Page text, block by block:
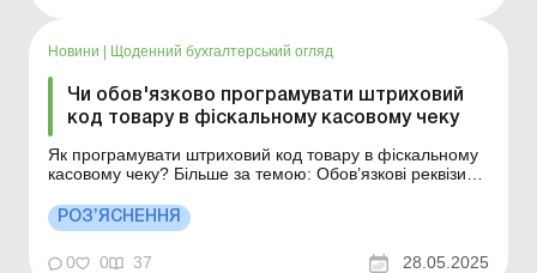
призупин...
Новини | Щоденний бухгалтерський огляд
Чи обов'язково програмувати штриховий
код товару в фіскальному касовому чеку
Як програмувати штриховий код товару в фіскальному
касовому чеку? Більше за темою: Обов’язкові реквізити
фіскальних чеках РРО/ПРРО з 01.03.2025 Відповідно
до п. 1 розд. I Положення про форму та зміст
розрахункових документів/електронних розраху...
РОЗ’ЯСНЕННЯ
0 0 37 28.05.2025